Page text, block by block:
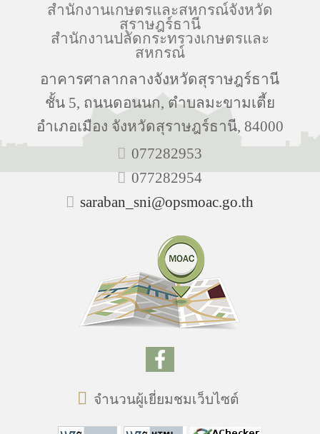
สำนักงานเกษตรและสหกรณ์จังหวัด
สุราษฎร์ธานี
สำนักงานปลัดกระทรวงเกษตรและ
สหกรณ์
อาคารศาลากลางจังหวัดสุราษฎร์ธานี
ชั้น 5, ถนนดอนนก, ตำบลมะขามเตี้ย
อำเภอเมือง จังหวัดสุราษฎร์ธานี, 84000
077282953
077282954
saraban_sni@opsmoac.go.th
จำนวนผู้เยี่ยมชมเว็บไซต์